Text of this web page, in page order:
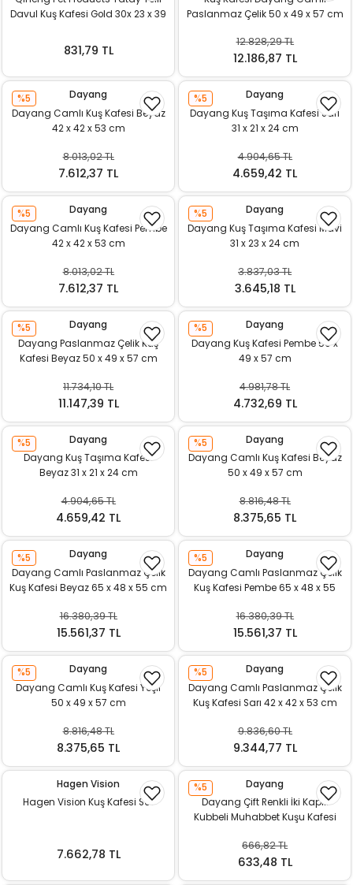
Davul Kuş Kafesi Gold 30x 23 x 39
831,79 TL
Paslanmaz Çelik 50 x 49 x 57 cm
12.828,29 TL
12.186,87 TL
%5
Dayang
Dayang Camlı Kuş Kafesi Beyaz
42 x 42 x 53 cm
8.013,02 TL
7.612,37 TL
%5
Dayang
Dayang Kuş Taşıma Kafesi Sarı
31 x 21 x 24 cm
4.904,65 TL
4.659,42 TL
%5
Dayang
Dayang Camlı Kuş Kafesi Pembe
42 x 42 x 53 cm
8.013,02 TL
7.612,37 TL
%5
Dayang
Dayang Kuş Taşıma Kafesi Mavi
31 x 23 x 24 cm
3.837,03 TL
3.645,18 TL
%5
Dayang
Dayang Paslanmaz Çelik Kuş
Kafesi Beyaz 50 x 49 x 57 cm
11.734,10 TL
11.147,39 TL
%5
Dayang
Dayang Kuş Kafesi Pembe 50 x
49 x 57 cm
4.981,78 TL
4.732,69 TL
%5
Dayang
Dayang Kuş Taşıma Kafesi
Beyaz 31 x 21 x 24 cm
4.904,65 TL
4.659,42 TL
%5
Dayang
Dayang Camlı Kuş Kafesi Beyaz
50 x 49 x 57 cm
8.816,48 TL
8.375,65 TL
%5
Dayang
Dayang Camlı Paslanmaz Çelik
Kuş Kafesi Beyaz 65 x 48 x 55 cm
16.380,39 TL
15.561,37 TL
%5
Dayang
Dayang Camlı Paslanmaz Çelik
Kuş Kafesi Pembe 65 x 48 x 55
16.380,39 TL
15.561,37 TL
%5
Dayang
Dayang Camlı Kuş Kafesi Yeşil
50 x 49 x 57 cm
8.816,48 TL
8.375,65 TL
%5
Dayang
Dayang Camlı Paslanmaz Çelik
Kuş Kafesi Sarı 42 x 42 x 53 cm
9.836,60 TL
9.344,77 TL
Hagen Vision
Hagen Vision Kuş Kafesi S01
7.662,78 TL
%5
Dayang
Dayang Çift Renkli İki Kapılı
Kubbeli Muhabbet Kuşu Kafesi
666,82 TL
633,48 TL